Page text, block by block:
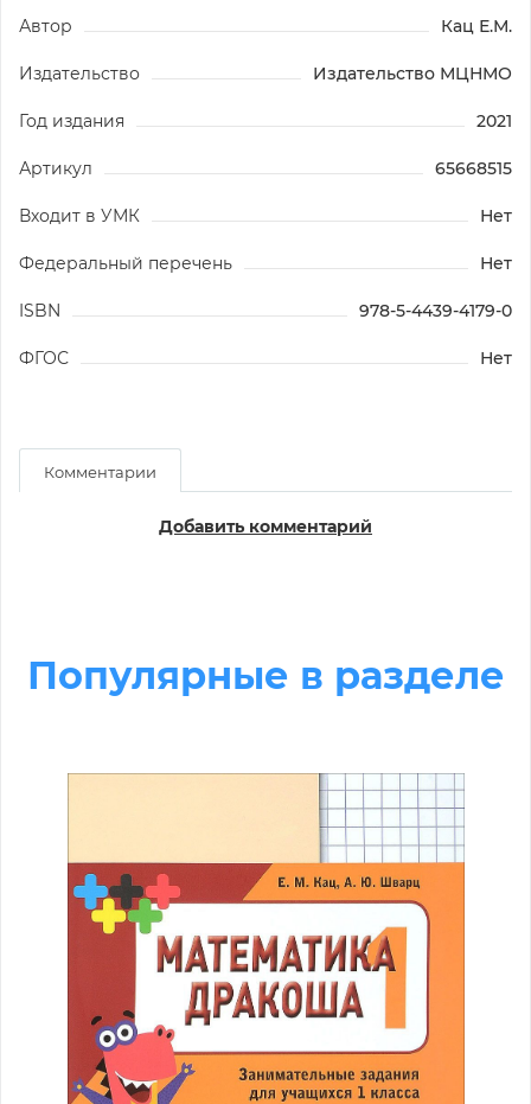
Автор Кац Е.М.
Издательство Издательство МЦНМО
Год издания 2021
Артикул 65668515
Входит в УМК Нет
Федеральный перечень Нет
ISBN 978-5-4439-4179-0
ФГОС Нет
Комментарии
Добавить комментарий
Популярные в разделе